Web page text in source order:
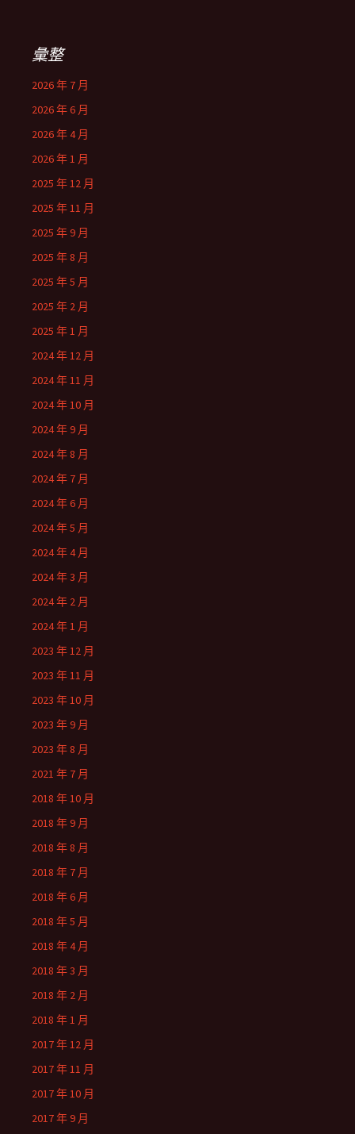
彙整
2026 年 7 月
2026 年 6 月
2026 年 4 月
2026 年 1 月
2025 年 12 月
2025 年 11 月
2025 年 9 月
2025 年 8 月
2025 年 5 月
2025 年 2 月
2025 年 1 月
2024 年 12 月
2024 年 11 月
2024 年 10 月
2024 年 9 月
2024 年 8 月
2024 年 7 月
2024 年 6 月
2024 年 5 月
2024 年 4 月
2024 年 3 月
2024 年 2 月
2024 年 1 月
2023 年 12 月
2023 年 11 月
2023 年 10 月
2023 年 9 月
2023 年 8 月
2021 年 7 月
2018 年 10 月
2018 年 9 月
2018 年 8 月
2018 年 7 月
2018 年 6 月
2018 年 5 月
2018 年 4 月
2018 年 3 月
2018 年 2 月
2018 年 1 月
2017 年 12 月
2017 年 11 月
2017 年 10 月
2017 年 9 月